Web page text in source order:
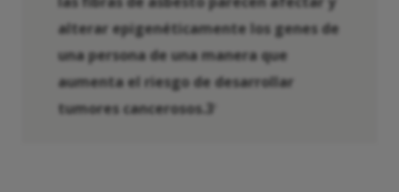
alterar epigenéticamente los genes de
una persona de una manera que
aumenta el riesgo de desarrollar
tumores cancerosos.3